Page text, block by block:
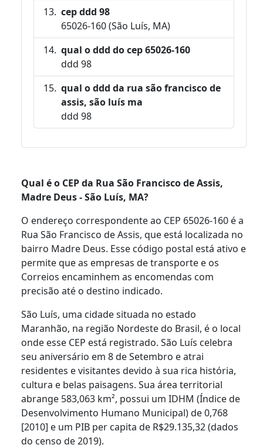
cep ddd 98
65026-160 (São Luís, MA)
qual o ddd do cep 65026-160
ddd 98
qual o ddd da rua são francisco de
assis, são luís ma
ddd 98
Qual é o CEP da Rua São Francisco de Assis,
Madre Deus - São Luís, MA?
O endereço correspondente ao CEP 65026-160 é a
Rua São Francisco de Assis, que está localizada no
bairro Madre Deus. Esse código postal está ativo e
permite que as empresas de transporte e os
Correios encaminhem as encomendas com
precisão até o destino indicado.
São Luís, uma cidade situada no estado
Maranhão, na região Nordeste do Brasil, é o local
onde esse CEP está registrado. São Luís celebra
seu aniversário em 8 de Setembro e atrai
residentes e visitantes devido à sua rica história,
cultura e belas paisagens. Sua área territorial
abrange 583,063 km², possui um IDHM (Índice de
Desenvolvimento Humano Municipal) de 0,768
[2010] e um PIB per capita de R$29.135,32 (dados
do censo de 2019).